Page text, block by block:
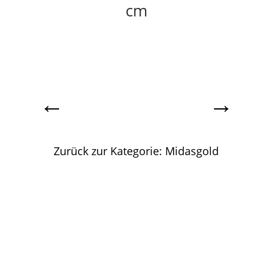
cm
← →
Zurück zur Kategorie: Midasgold